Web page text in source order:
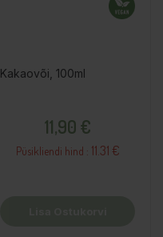
Kakaovõi, 100ml
11,90 €
Püsikliendi hind : 11.31 €